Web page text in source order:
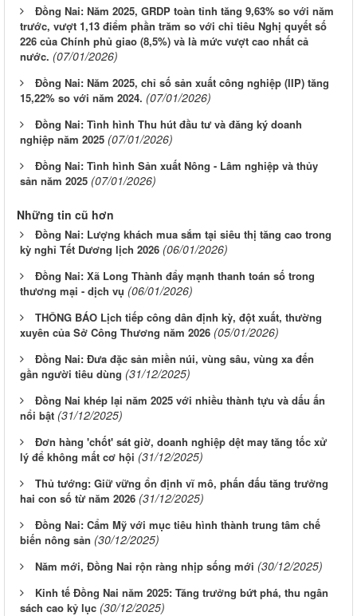
Đồng Nai: Năm 2025, GRDP toàn tỉnh tăng 9,63% so với năm
trước, vượt 1,13 điểm phần trăm so với chỉ tiêu Nghị quyết số
226 của Chính phủ giao (8,5%) và là mức vượt cao nhất cả
nước. (07/01/2026)
Đồng Nai: Năm 2025, chỉ số sản xuất công nghiệp (IIP) tăng
15,22% so với năm 2024. (07/01/2026)
Đồng Nai: Tình hình Thu hút đầu tư và đăng ký doanh
nghiệp năm 2025 (07/01/2026)
Đồng Nai: Tình hình Sản xuất Nông - Lâm nghiệp và thủy
sản năm 2025 (07/01/2026)
Những tin cũ hơn
Đồng Nai: Lượng khách mua sắm tại siêu thị tăng cao trong
kỳ nghỉ Tết Dương lịch 2026 (06/01/2026)
Đồng Nai: Xã Long Thành đẩy mạnh thanh toán số trong
thương mại - dịch vụ (06/01/2026)
THÔNG BÁO Lịch tiếp công dân định kỳ, đột xuất, thường
xuyên của Sở Công Thương năm 2026 (05/01/2026)
Đồng Nai: Đưa đặc sản miền núi, vùng sâu, vùng xa đến
gần người tiêu dùng (31/12/2025)
Đồng Nai khép lại năm 2025 với nhiều thành tựu và dấu ấn
nổi bật (31/12/2025)
Đơn hàng 'chốt' sát giờ, doanh nghiệp dệt may tăng tốc xử
lý để không mất cơ hội (31/12/2025)
Thủ tướng: Giữ vững ổn định vĩ mô, phấn đấu tăng trưởng
hai con số từ năm 2026 (31/12/2025)
Đồng Nai: Cẩm Mỹ với mục tiêu hình thành trung tâm chế
biến nông sản (30/12/2025)
Năm mới, Đồng Nai rộn ràng nhịp sống mới (30/12/2025)
Kinh tế Đồng Nai năm 2025: Tăng trưởng bứt phá, thu ngân
sách cao kỷ lục (30/12/2025)